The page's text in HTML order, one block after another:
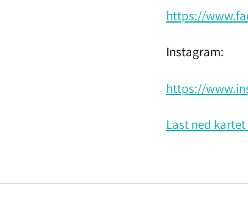
https://
Instagram:
https://
Last ned